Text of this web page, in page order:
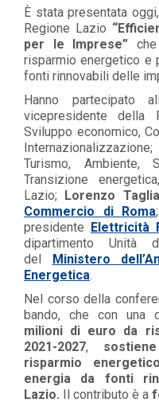
È stata presentata
Regione Lazio
per le Imprese”
risparmio energetico e
fonti rinnovabili delle
Hanno partecipato
vicepresidente della
Sviluppo economico,
Internazionalizzazione;
Turismo, Ambiente,
Transizione
Lazio; Lorenzo
Commercio di Roma;
presidente Elettricità
dipartimento
del
Ministero
Energetica.
Nel corso della
bando, che con una
milioni di euro da
2021-2027,
risparmio
energia da fonti
Lazio. Il contributo è a